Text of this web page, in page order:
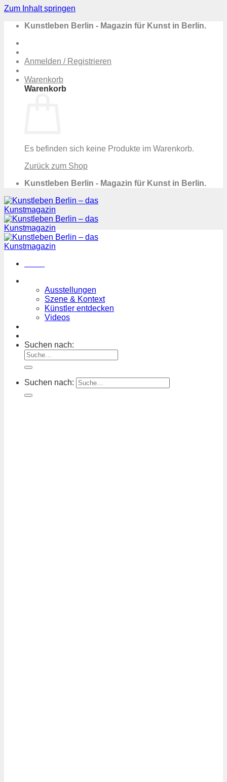
Zum Inhalt springen
Kunstleben Berlin - Magazin für Kunst in Berlin.
Anmelden / Registrieren
Warenkorb
Warenkorb
Es befinden sich keine Produkte im Warenkorb.
Zurück zum Shop
Kunstleben Berlin - Magazin für Kunst in Berlin.
Ausstellungen
Szene & Kontext
Künstler entdecken
Videos
Suchen nach:
Suchen nach: